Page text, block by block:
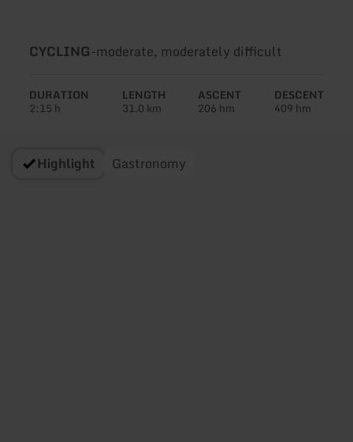
Type
tour:
CYCLING-Difficulty:
moderate, moderately difficult
DURATION
2:15 h
LENGTH
31.0 km
ASCENT
206 hm
DESCENT
409 hm
Highlight Gastronomy